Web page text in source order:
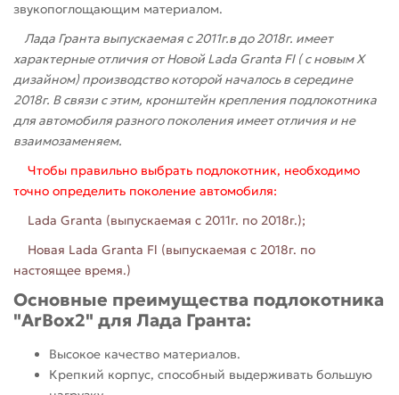
звукопоглощающим материалом.
Лада Гранта выпускаемая с 2011г.в до 2018г. имеет
характерные отличия от Новой Lada Granta Fl ( с новым Х
дизайном) производство которой началось в середине
2018г. В связи с этим, кронштейн крепления подлокотника
для автомобиля разного поколения имеет отличия и не
взаимозаменяем.
Чтобы правильно выбрать подлокотник, необходимо
точно определить поколение автомобиля:
Lada Granta (выпускаемая с 2011г. по 2018г.);
Новая Lada Granta Fl (выпускаемая с 2018г. по
настоящее время.)
Основные преимущества подлокотника
"ArBox2" для Лада Гранта:
Высокое качество материалов.
Крепкий корпус, способный выдерживать большую